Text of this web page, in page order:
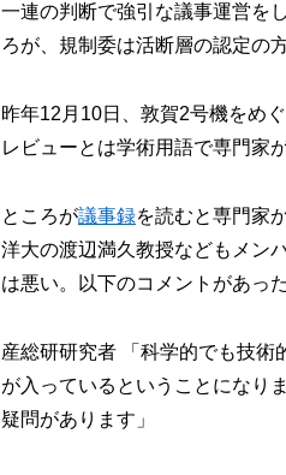
一連の判断で強引な議事運営を
ろが、規制委は活断層の認定の
昨年12月10日、敦賀2号機をめ
レビューとは学術用語で専門家
ところが議事録を読むと専門家
洋大の渡辺満久教授などもメン
は悪い。以下のコメントがあった
産総研研究者 「科学的でも技
が入っているということになり
疑問があります」